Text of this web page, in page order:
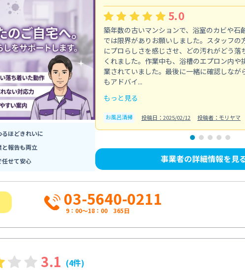
ほどきれいに
報告も両立
任せて安心
5.0
築年数の古いマンションで、浴室のカビや石
では限界がありお願いしました。スタッフの
にプロらしさを感じさせ、どの汚れがどう落
くれました。作業中も、浴槽のエプロン内や
業されていました。最後に一緒に確認しなが
もアドバイ...
もっと見る
お風呂清掃 投稿日：2025/02/12 投稿者：モリヤマ
事業者の詳細情報を見
03-5640-0211
9：00～18：00 365日
3.1 (4件)